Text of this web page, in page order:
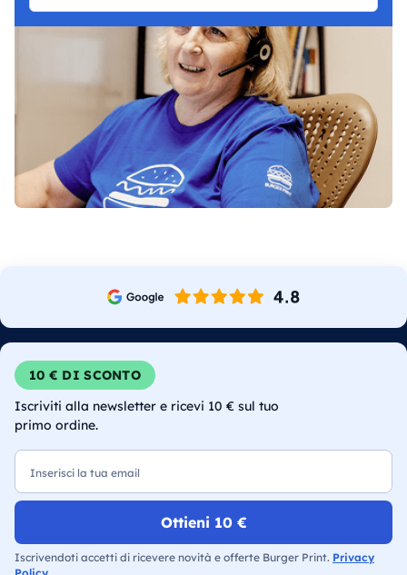
10 € DI SCONTO
Iscriviti alla newsletter e ricevi 10 € sul tuo
primo ordine.
Ottieni 10 €
Iscrivendoti accetti di ricevere novità e offerte Burger Print. Privacy